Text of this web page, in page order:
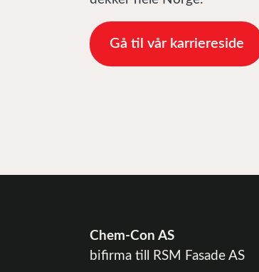
Gå til vår karriereside
Chem-Con AS
bifirma till RSM Fasade AS